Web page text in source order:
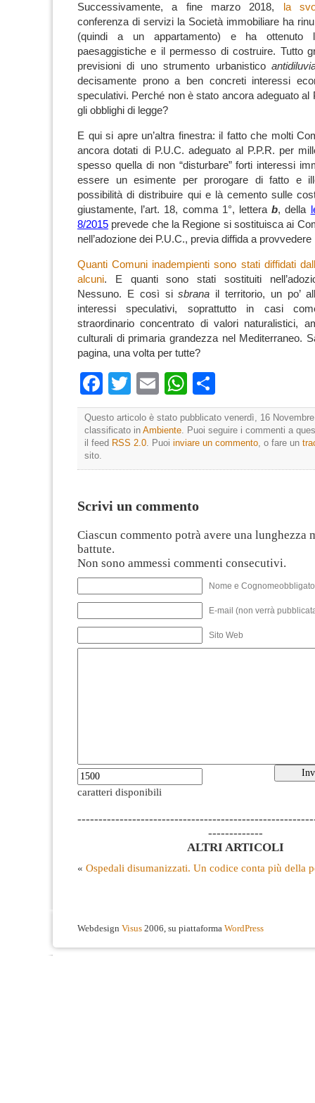
Successivamente, a fine marzo 2018, la
conferenza di servizi la Società immobiliare ha
(quindi a un appartamento) e ha ottenuto
paesaggistiche e il permesso di costruire. Tutto
previsioni di uno strumento urbanistico
decisamente prono a ben concreti interessi
speculativi. Perché non è stato ancora adeguato al
gli obblighi di legge?
E qui si apre un’altra finestra: il fatto che molti
ancora dotati di P.U.C. adeguato al P.P.R. per
spesso quella di non “disturbare” forti interessi
essere un esimente per prorogare di fatto e
possibilità di distribuire qui e là cemento sulle
giustamente,
l’art. 18, comma 1°, letterab, della
8/2015 prevede che la Regione si sostituisca ai
nell’adozione dei P.U.C., previa diffida a
Quanti Comuni inadempienti sono stati diffidati
alcuni.
E quanti sono stati sostituiti
Nessuno.
E così sisbrana il territorio, un po’
interessi speculativi, soprattutto in casi
straordinario concentrato di valori naturalistici,
culturali di primaria grandezza nel Mediterraneo.
pagina, una volta per tutte?
Facebook
TwitterEmailWhatsApp
Questo articolo è stato pubblicato venerdì, 16
classificato in Ambiente. Puoi seguire i commenti a
il feed RSS 2.0. Puoi inviare un commento, o fare un
sito.
Scrivi un commento
Ciascun commento potrà avere una lunghezza
battute.
Non sono ammessi commenti consecutivi.
Nome e
E-mail (non verrà
Sito Web
caratteri disponibili
-------------
ALTRI ARTICOLI
« Ospedali disumanizzati. Un codice conta più della
Webdesign Visus 2006, su piattaforma WordPress